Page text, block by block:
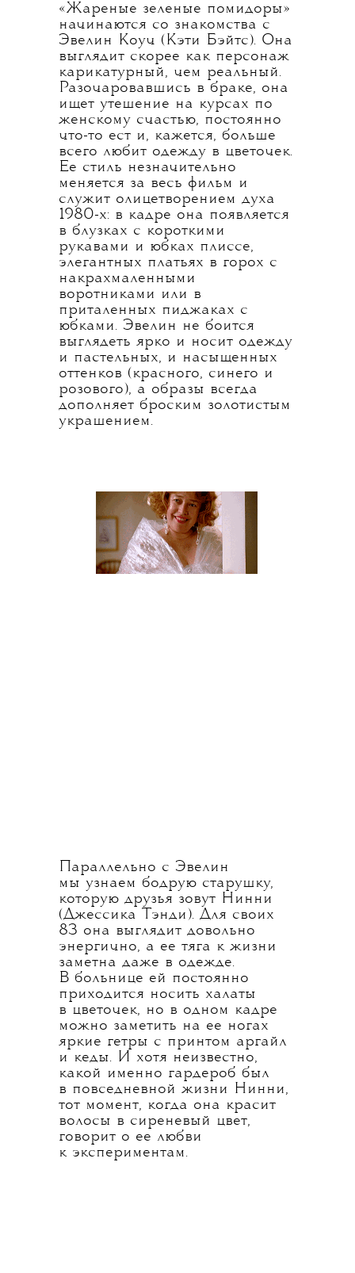
«Жареные зеленые помидоры»
начинаются со знакомства с
Эвелин Коуч (Кэти Бэйтс). Она
выглядит скорее как персонаж
карикатурный, чем реальный.
Разочаровавшись в браке, она
ищет утешение на курсах по
женскому счастью, постоянно
что-то ест и, кажется, больше
всего любит одежду в цветочек.
Ее стиль незначительно
меняется за весь фильм и
служит олицетворением духа
1980-х: в кадре она появляется
в блузках с короткими
рукавами и юбках плиссе,
элегантных платьях в горох с
накрахмаленными
воротниками или в
приталенных пиджаках с
юбками. Эвелин не боится
выглядеть ярко и носит одежду
и пастельных, и насыщенных
оттенков (красного, синего и
розового), а образы всегда
дополняет броским золотистым
украшением.
Параллельно с Эвелин
мы узнаем бодрую старушку,
которую друзья зовут Нинни
(Джессика Тэнди). Для своих
83 она выглядит довольно
энергично, а ее тяга к жизни
заметна даже в одежде.
В больнице ей постоянно
приходится носить халаты
в цветочек, но в одном кадре
можно заметить на ее ногах
яркие гетры с принтом аргайл
и кеды. И хотя неизвестно,
какой именно гардероб был
в повседневной жизни Нинни,
тот момент, когда она красит
волосы в сиреневый цвет,
говорит о ее любви
к экспериментам.